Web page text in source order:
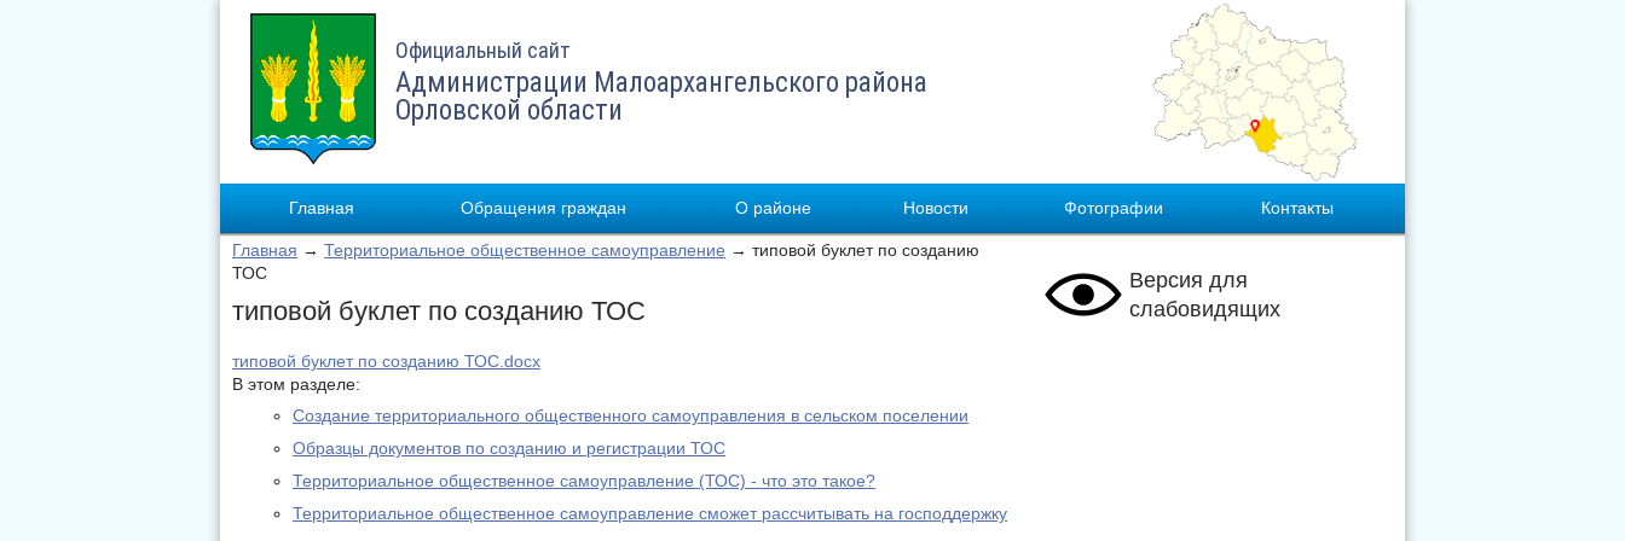
Официальный сайт
Администрации Малоархангельского района
Орловской области
Главная Обращения граждан О районе Новости Фотографии Контакты
Главная → Территориальное общественное самоуправление → типовой буклет по созданию
ТОС
типовой буклет по созданию ТОС
типовой буклет по созданию ТОС.docx
В этом разделе:
Создание территориального общественного самоуправления в сельском поселении
Образцы документов по созданию и регистрации ТОС
Территориальное общественное самоуправление (ТОС) - что это такое?
Территориальное общественное самоуправление сможет рассчитывать на господдержку
Версия для
слабовидящих